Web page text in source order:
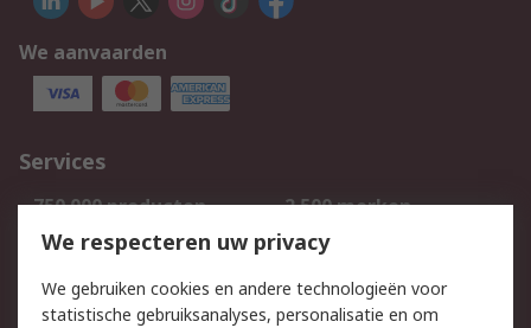
We aanvaarden
Services
750.000 producten
2.500 merken
Bestellen
Inkoopoplossingen
Track & Trace
We respecteren uw privacy
We gebruiken cookies en andere technologieën voor
statistische gebruiksanalyses, personalisatie en om